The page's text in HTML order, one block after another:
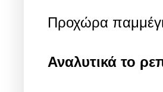
Προχώρα
Αναλυτικά το